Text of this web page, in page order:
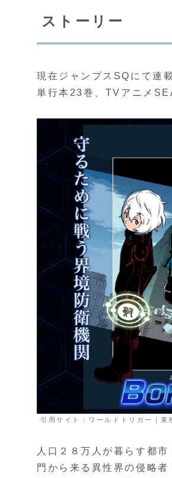
ストーリー
現在ジャンプスSQにて連
単行本23巻、TVアニメ
引用サイト：ワールドトリガー
人口２８万人が暮らす都
門から来る異性界の侵略